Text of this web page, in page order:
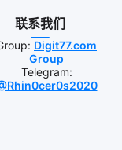
联系我们
Digit77.com
Group
Telegram: